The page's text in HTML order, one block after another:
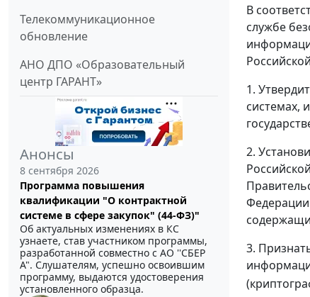
Телекоммуникационное
обновление
АНО ДПО «Образовательный
центр ГАРАНТ»
Анонсы
8 сентября 2026
Программа повышения
квалификации "О контрактной
системе в сфере закупок" (44-ФЗ)"
Об актуальных изменениях в КС
узнаете, став участником программы,
разработанной совместно с АО ''СБЕР
А". Слушателям, успешно освоившим
программу, выдаются удостоверения
установленного образца.
В
службе
1.
системах,
2.
3.